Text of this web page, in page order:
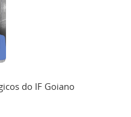
do IF Goiano